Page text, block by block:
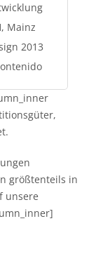
Mainz
2013
größtenteils in
unsere